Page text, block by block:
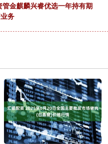
金麒麟兴睿优选一年持有期
务